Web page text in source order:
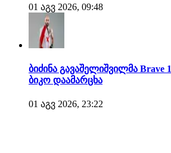
01 აგვ 2026, 09:48
ბიძინა გავაშელიშვილმა
ბიკო დაამარცხა
01 აგვ 2026, 23:22